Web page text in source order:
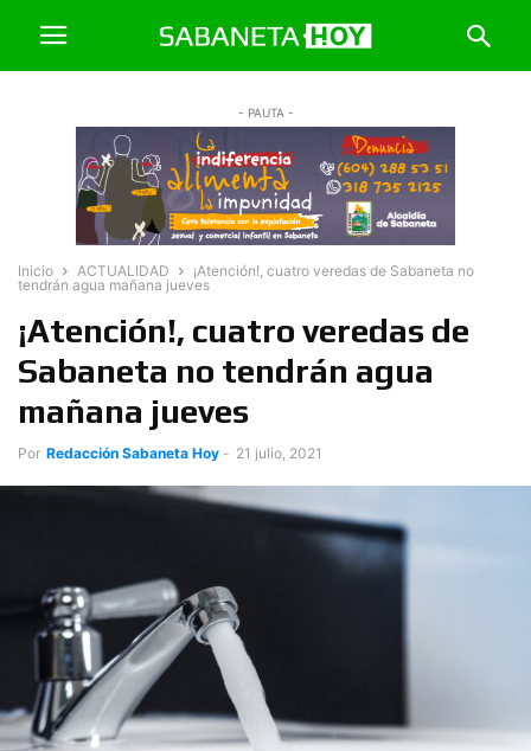
- PAUTA -
Inicio ACTUALIDAD
¡Atención!, cuatro veredas de Sabaneta no
tendrán agua mañana jueves
¡Atención!, cuatro veredas de
Sabaneta no tendrán agua
mañana jueves
Por Redacción Sabaneta Hoy - 21 julio, 2021